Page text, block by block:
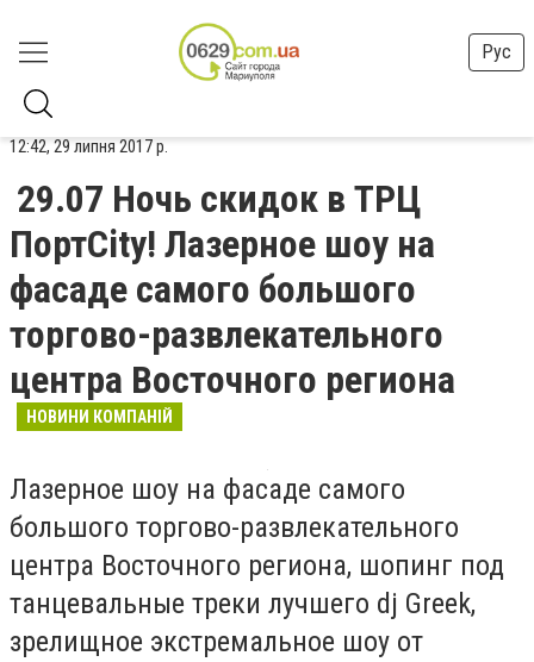
Рус
12:42, 29 липня 2017 р.
29.07 Ночь скидок в ТРЦ
ПортCity! Лазерное шоу на
фасаде самого большого
торгово-развлекательного
центра Восточного региона
НОВИНИ КОМПАНІЙ
Лазерное шоу на фасаде самого
большого торгово-развлекательного
центра Восточного региона, шопинг под
танцевальные треки лучшего dj Greek,
зрелищное экстремальное шоу от